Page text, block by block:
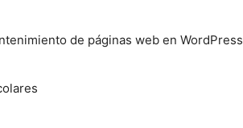
de páginas web en WordPress